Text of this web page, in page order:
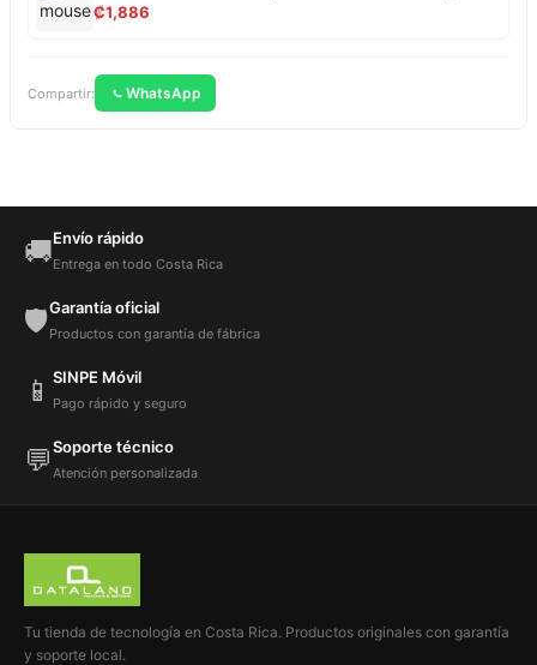
₡1,886
Compartir: WhatsApp
🚚Envío rápido
Entrega en todo Costa Rica
🛡️Garantía oficial
Productos con garantía de fábrica
📱 SINPE Móvil
Pago rápido y seguro
💬Soporte técnico
Atención personalizada
Tu tienda de tecnología en Costa Rica. Productos originales con garantía
y soporte local.